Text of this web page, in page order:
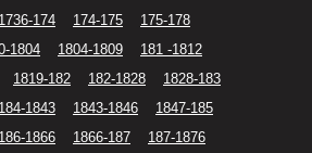
1736-174 174-175
175-178
1804 1804-1809
181 -1812
1819-182 182-1828
1828-183
184-1843 1843-1846
1847-185
186-1866 1866-187
187-1876